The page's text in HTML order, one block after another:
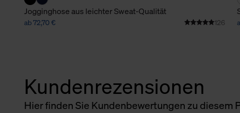
Jogginghose aus leichter Sweat-Qualität
ab 72,70 € 126
Kundenrezensionen
Hier finden Sie Kundenbewertungen zu diesem